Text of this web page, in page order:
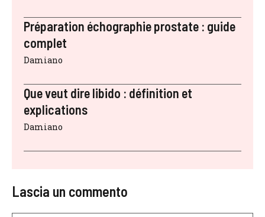
Préparation échographie prostate : guide
complet
Damiano
Que veut dire libido : définition et
explications
Damiano
Lascia un commento